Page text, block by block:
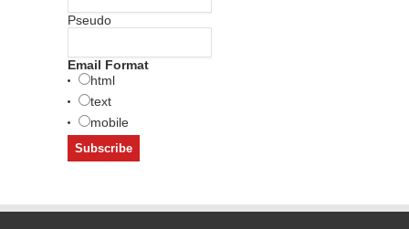
Pseudo
Email Format
html
text
mobile